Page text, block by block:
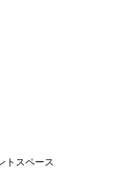
トスペース